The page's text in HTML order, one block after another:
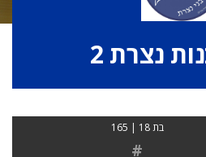
נצרת 2
בת 18 | 165
#